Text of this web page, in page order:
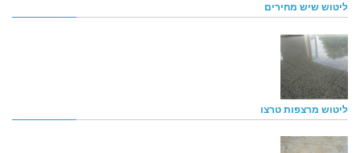
ליטוש שיש מחירים
ליטוש מרצפות טרצו